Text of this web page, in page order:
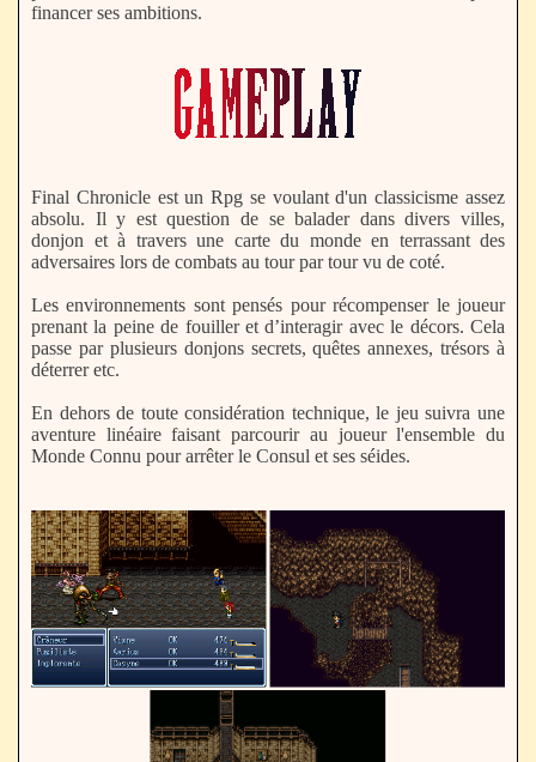
financer ses ambitions.
Final Chronicle est un Rpg se voulant d'un classicisme assez
absolu. Il y est question de se balader dans divers villes,
donjon et à travers une carte du monde en terrassant des
adversaires lors de combats au tour par tour vu de coté.
Les environnements sont pensés pour récompenser le joueur
prenant la peine de fouiller et d’interagir avec le décors. Cela
passe par plusieurs donjons secrets, quêtes annexes, trésors à
déterrer etc.
En dehors de toute considération technique, le jeu suivra une
aventure linéaire faisant parcourir au joueur l'ensemble du
Monde Connu pour arrêter le Consul et ses séides.